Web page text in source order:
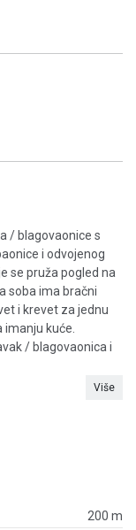
/ blagovaonice s
i odvojenog
se pruža pogled na
soba ima bračni
i krevet za jednu
kuće.
/ blagovaonica i
Više
200 m